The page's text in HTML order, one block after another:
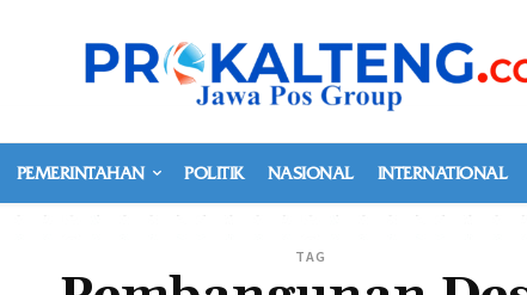
PEMERINTAHAN POLITIK NASIONAL INTERNATIONAL
TAG